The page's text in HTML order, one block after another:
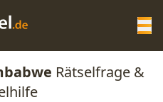
HILFE
Rätselfrage &